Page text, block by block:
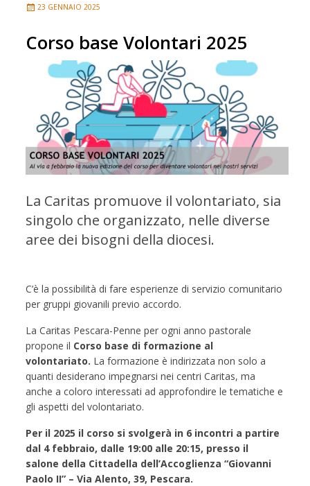
23 GENNAIO 2025
Corso base Volontari 2025
La Caritas promuove il volontariato, sia
singolo che organizzato, nelle diverse
aree dei bisogni della diocesi.
C’è la possibilità di fare esperienze di servizio comunitario
per gruppi giovanili previo accordo.
La Caritas Pescara-Penne per ogni anno pastorale
propone il Corso base di formazione al
volontariato. La formazione è indirizzata non solo a
quanti desiderano impegnarsi nei centri Caritas, ma
anche a coloro interessati ad approfondire le tematiche e
gli aspetti del volontariato.
Per il 2025 il corso si svolgerà in 6 incontri a partire
dal 4 febbraio, dalle 19:00 alle 20:15, presso il
salone della Cittadella dell’Accoglienza “Giovanni
Paolo II” – Via Alento, 39, Pescara.